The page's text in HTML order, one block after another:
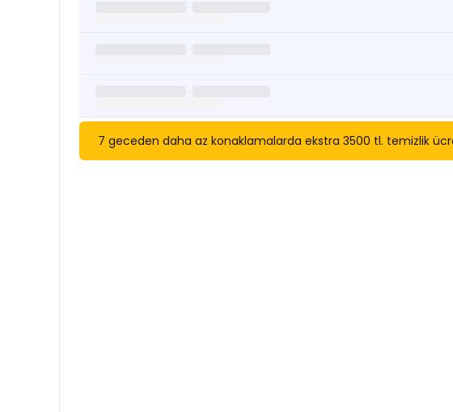
7 geceden daha az konaklamalarda ekstra 3500 tl. temizlik